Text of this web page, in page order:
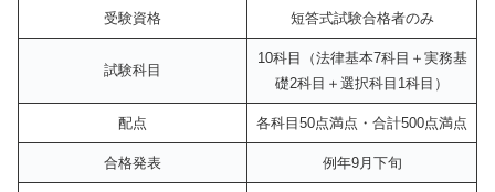
受験資格 短答式試験合格者のみ
試験科目
10科目（法律基本7科目＋実務基
礎2科目＋選択科目1科目）
配点 各科目50点満点・合計500点満点
合格発表 例年9月下旬